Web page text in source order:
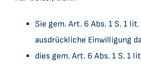
Sie gem. Art. 6 Abs. 1 S. 1 lit.
ausdrückliche Einwilligung
dies gem. Art. 6 Abs. 1 S. 1